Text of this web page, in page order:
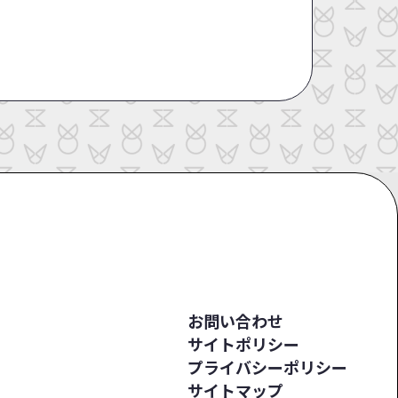
お問い合わせ
サイトポリシー
プライバシーポリシー
サイトマップ